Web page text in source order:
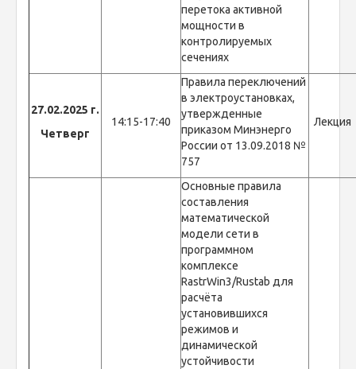
перетока активной
мощности в
контролируемых
сечениях
27.02.2025 г.
Четверг
14:15-17:40
Правила переключений
в электроустановках,
утвержденные
приказом Минэнерго
России от 13.09.2018 №
757
Лекция
Основные правила
составления
математической
модели сети в
программном
комплексе
RastrWin3/Rustab для
расчёта
установившихся
режимов и
динамической
устойчивости